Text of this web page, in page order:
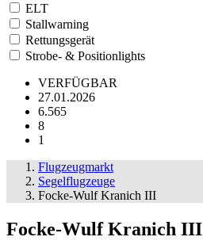
ELT
Stallwarning
Rettungsgerät
Strobe- & Positionlights
VERFÜGBAR
27.01.2026
6.565
8
1
Flugzeugmarkt
Segelflugzeuge
Focke-Wulf Kranich III
Focke-Wulf Kranich III